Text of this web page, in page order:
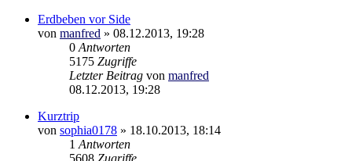
Erdbeben vor Side
von manfred » 08.12.2013, 19:28
0 Antworten
5175 Zugriffe
Letzter Beitrag von manfred
08.12.2013, 19:28
Kurztrip
von sophia0178 » 18.10.2013, 18:14
1 Antworten
5608 Zugriffe